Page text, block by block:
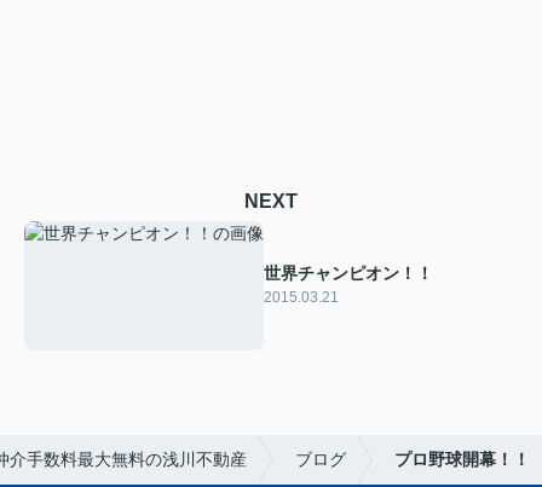
NEXT
世界チャンピオン！！
2015.03.21
介手数料最大無料の浅川不動産 ブログ プロ野球開幕！！